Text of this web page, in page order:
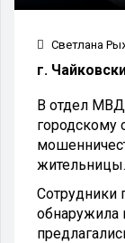
Светлана
г.
В отдел
городскому
жительницы.
Сотрудники
обнаружила